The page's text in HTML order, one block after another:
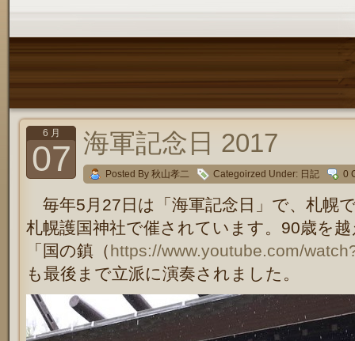
6 月
07 海軍記念日 2017
Posted By 秋山孝二 Categoirzed Under: 日記 0
毎年5月27日は「海軍記念日」で、札幌
札幌護国神社で催されています。90歳を
「国の鎮（https://www.youtube.com/
も最後まで立派に演奏されました。